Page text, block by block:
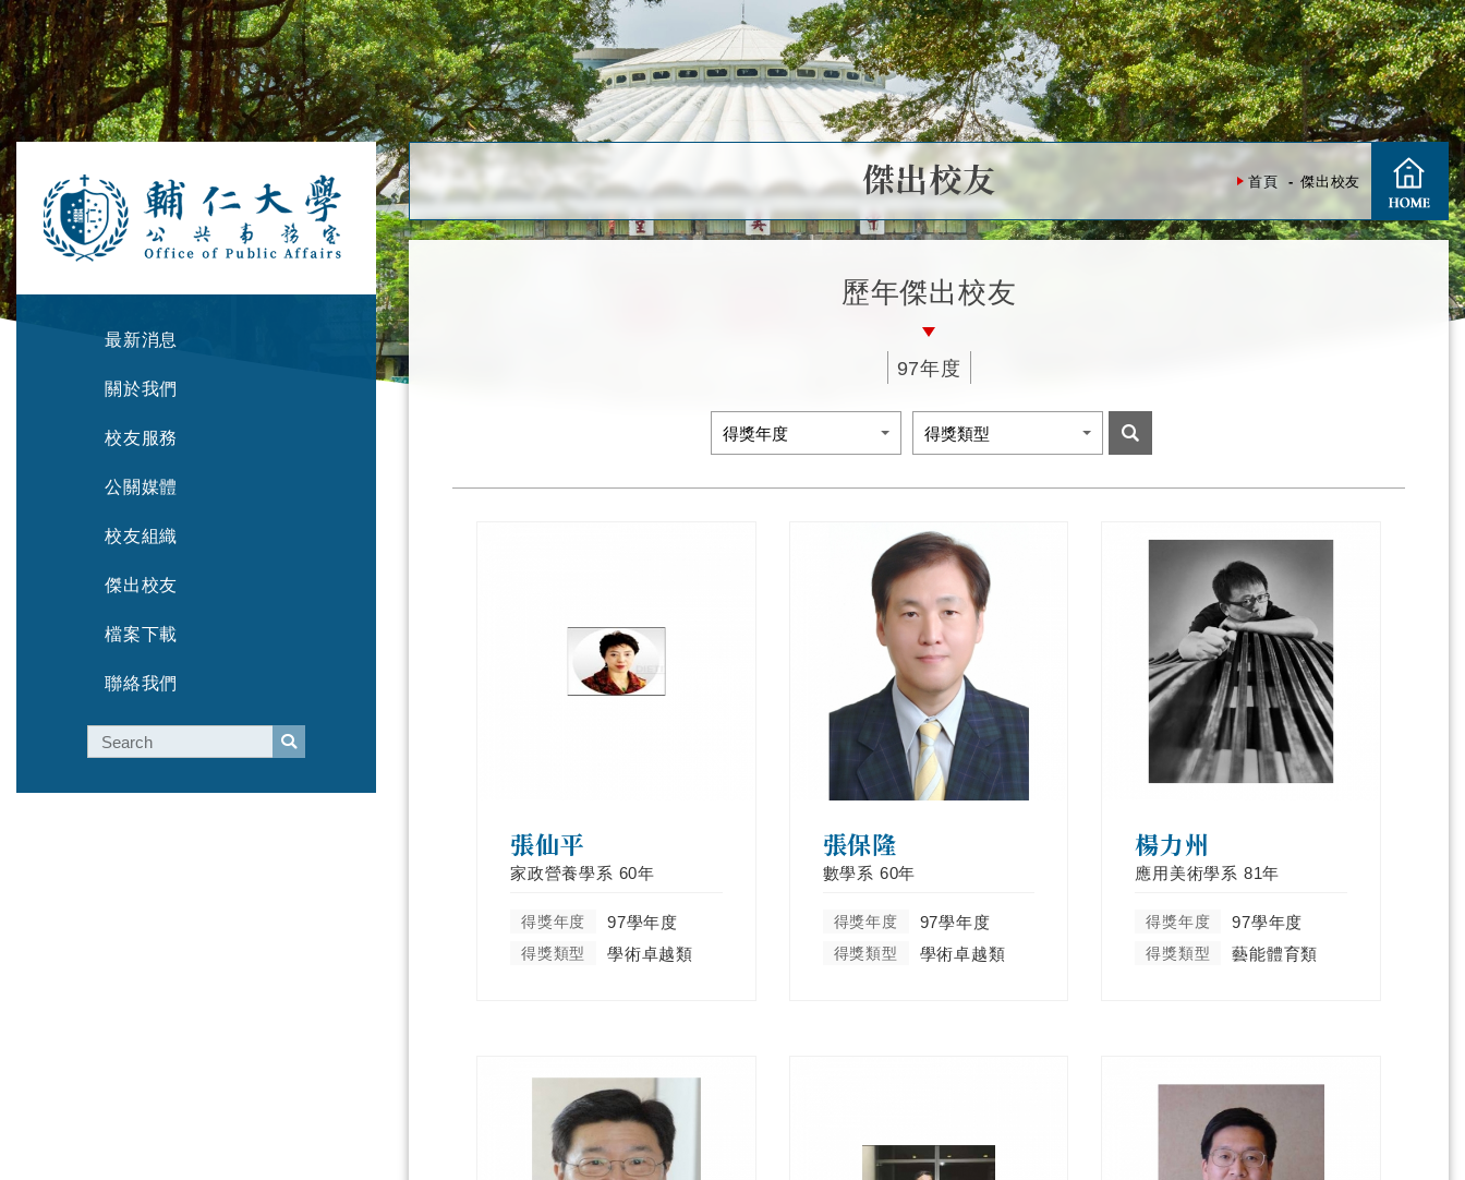
最新消息
關於我們
校友服務
公關媒體
校友組織
傑出校友
檔案下載
聯絡我們
首頁 傑出校友
傑出校友
歷年傑出校友
97年度
張仙平
家政營養學系 60年
得獎年度 97學年度
得獎類型 學術卓越類
張保隆
數學系 60年
得獎年度 97學年度
得獎類型 學術卓越類
楊力州
應用美術學系 81年
得獎年度 97學年度
得獎類型 藝能體育類